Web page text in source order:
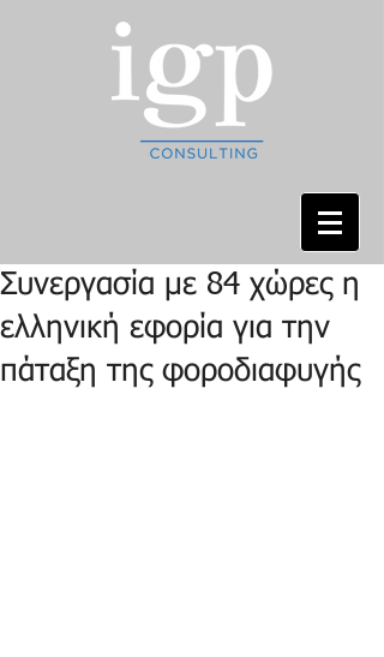
Συνεργασία με 84 χώρες η
ελληνική εφορία για την
πάταξη της φοροδιαφυγής